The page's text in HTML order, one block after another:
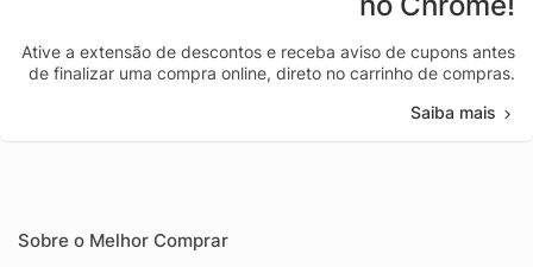
Ative a extensão de descontos e receba aviso de cupons antes
de finalizar uma compra online, direto no carrinho de compras.
Saiba mais
Sobre o Melhor Comprar